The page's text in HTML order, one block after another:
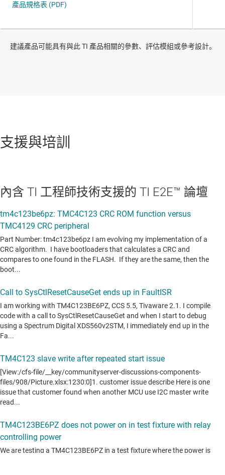
建議產品可能具有與此 TI 產品相關的參數、評估模組或參考設計。
支援與培訓
內含 TI 工程師技術支援的 TI E2E™ 論壇